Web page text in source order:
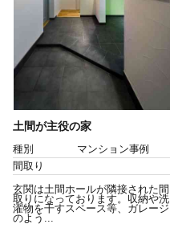
土間が主役の家
種別
マンション事例
間取り
玄関は土間ホールが隣接された間
取りになっております。収納や洗
濯物を干すスペース等、ガレージ
のよう...